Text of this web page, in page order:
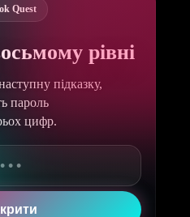
Quest
рівні
підказку,
пароль
цифр.